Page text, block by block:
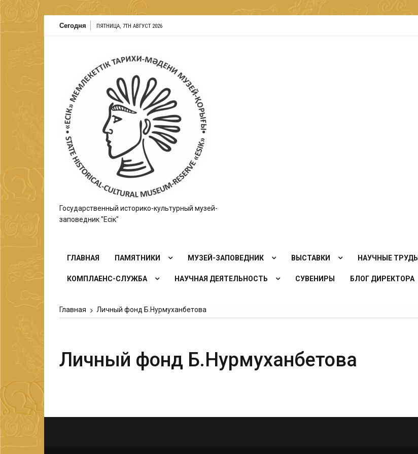
Сегодня ПЯТНИЦА, 7TH АВГУСТ 2026
Государственный историко-культурный музей-
заповедник "Есік"
ГЛАВНАЯ ПАМЯТНИКИ МУЗЕЙ-ЗАПОВЕДНИК ВЫСТАВКИ НАУЧНЫЕ ТРУДЫ
КОМПЛАЕНС-СЛУЖБА НАУЧНАЯ ДЕЯТЕЛЬНОСТЬ СУВЕНИРЫ БЛОГ ДИРЕКТОРА
Главная Личный фонд Б.Нурмуханбетова
Личный фонд Б.Нурмуханбетова